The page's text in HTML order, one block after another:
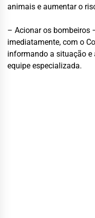
animais e aumentar o
– Acionar os bombeiros
imediatamente, com o
informando a situação e
equipe especializada.